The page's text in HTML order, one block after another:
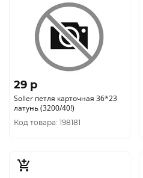
29 p
Soller петля карточная 36*23
латунь (3200/40!)
Код товара: 198181